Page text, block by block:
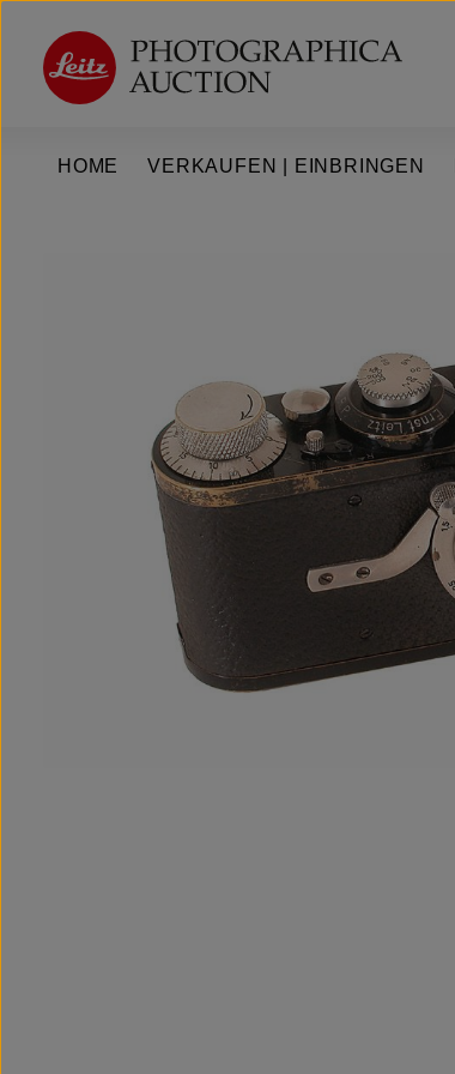
Hauptinhalt springen
Zur Hauptnavigation springen
HOME VERKAUFEN | EINBRINGEN